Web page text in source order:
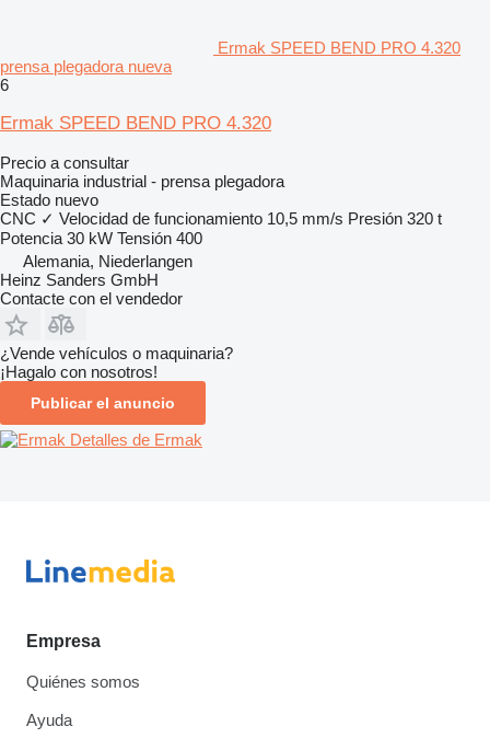
Ermak SPEED BEND PRO 4.320
prensa plegadora nueva
6
Ermak SPEED BEND PRO 4.320
Precio a consultar
Maquinaria industrial - prensa plegadora
Estado nuevo
CNC ✓ Velocidad de funcionamiento 10,5 mm/s Presión 320 t
Potencia 30 kW Tensión 400
Alemania, Niederlangen
Heinz Sanders GmbH
Contacte con el vendedor
¿Vende vehículos o maquinaria?
¡Hagalo con nosotros!
Publicar el anuncio
Detalles de Ermak
Empresa
Quiénes somos
Ayuda